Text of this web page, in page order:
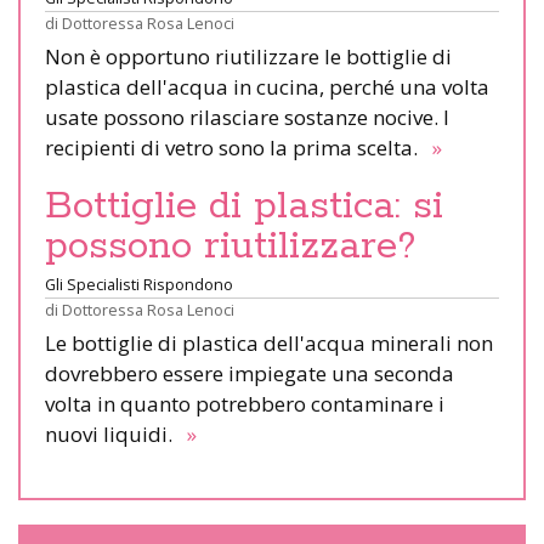
di Dottoressa Rosa Lenoci
Non è opportuno riutilizzare le bottiglie di
plastica dell'acqua in cucina, perché una volta
usate possono rilasciare sostanze nocive. I
recipienti di vetro sono la prima scelta. »
Bottiglie di plastica: si
possono riutilizzare?
Gli Specialisti Rispondono
di Dottoressa Rosa Lenoci
Le bottiglie di plastica dell'acqua minerali non
dovrebbero essere impiegate una seconda
volta in quanto potrebbero contaminare i
nuovi liquidi. »